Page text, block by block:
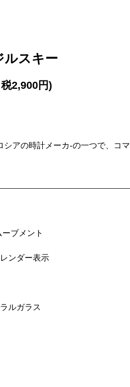
ルスキー
2,900円)
アの時計メーカ-の一つで、コ
ブメント
ンダー表示
ルガラス